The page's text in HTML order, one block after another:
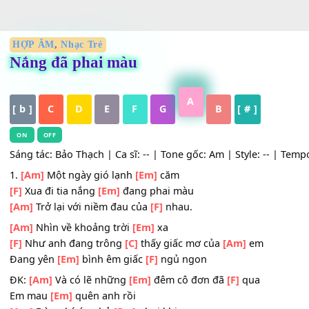
Nắng đã phai màu
[ b ] C D E F G B [ # ]
Sáng tác: Bảo Thạch | Ca sĩ: -- | Tone gốc: Am | Style: -- |
1.[Am]Một ngày gió lạnh[Em]
[F] Xua đi tia nắng[Em]đang phai màu
[Am] Trở lại với niềm đau của[F] nhau.
[Am]Nhìn về khoảng trời[Em]xa
Như anh đang trông [C] thấy giấc mơ của